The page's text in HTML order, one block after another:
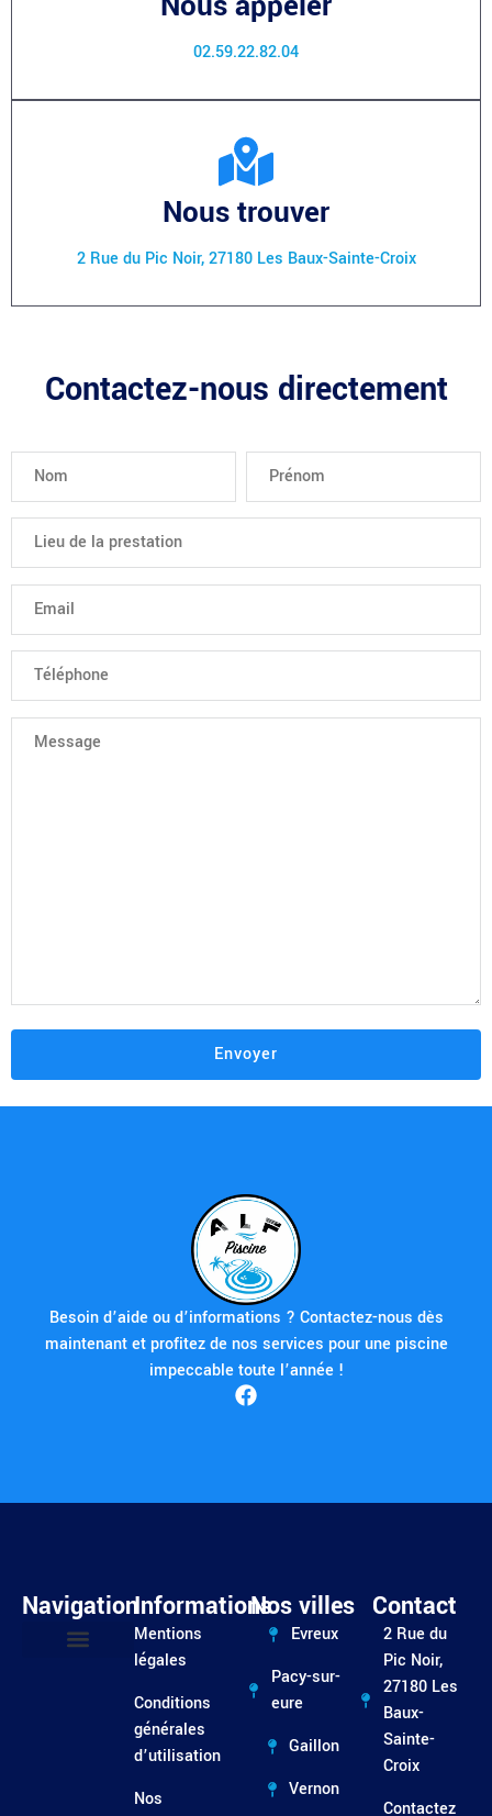
02.59.22.82.04
Nous trouver
2 Rue du Pic Noir, 27180 Les Baux-Sainte-Croix
Contactez-nous directement
Besoin d’aide ou d’informations ? Contactez-nous dès
maintenant et profitez de nos services pour une piscine
impeccable toute l’année !
NavigationInformations
Mentions
légales
Conditions
générales
d’utilisation
Nos
Nos villes
Evreux
Pacy-sur-
eure
Gaillon
Vernon
Contact
2 Rue du
Pic Noir,
27180 Les
Baux-
Sainte-
Croix
Contactez